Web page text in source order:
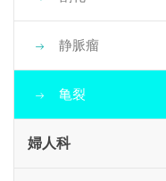
静脈瘤
亀裂
婦人科